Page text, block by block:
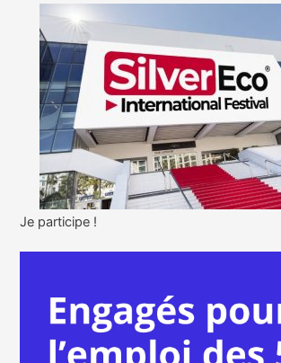
Je participe !